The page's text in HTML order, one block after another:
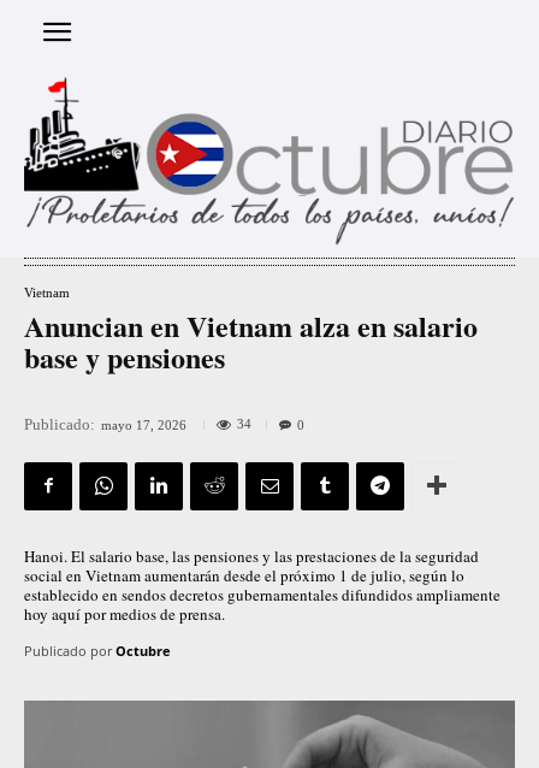
Vietnam
Anuncian en Vietnam alza en salario
base y pensiones
Publicado: mayo 17, 2026 34 0
Hanoi. El salario base, las pensiones y las prestaciones de la seguridad
social en Vietnam aumentarán desde el próximo 1 de julio, según lo
establecido en sendos decretos gubernamentales difundidos ampliamente
hoy aquí por medios de prensa.
Publicado por Octubre